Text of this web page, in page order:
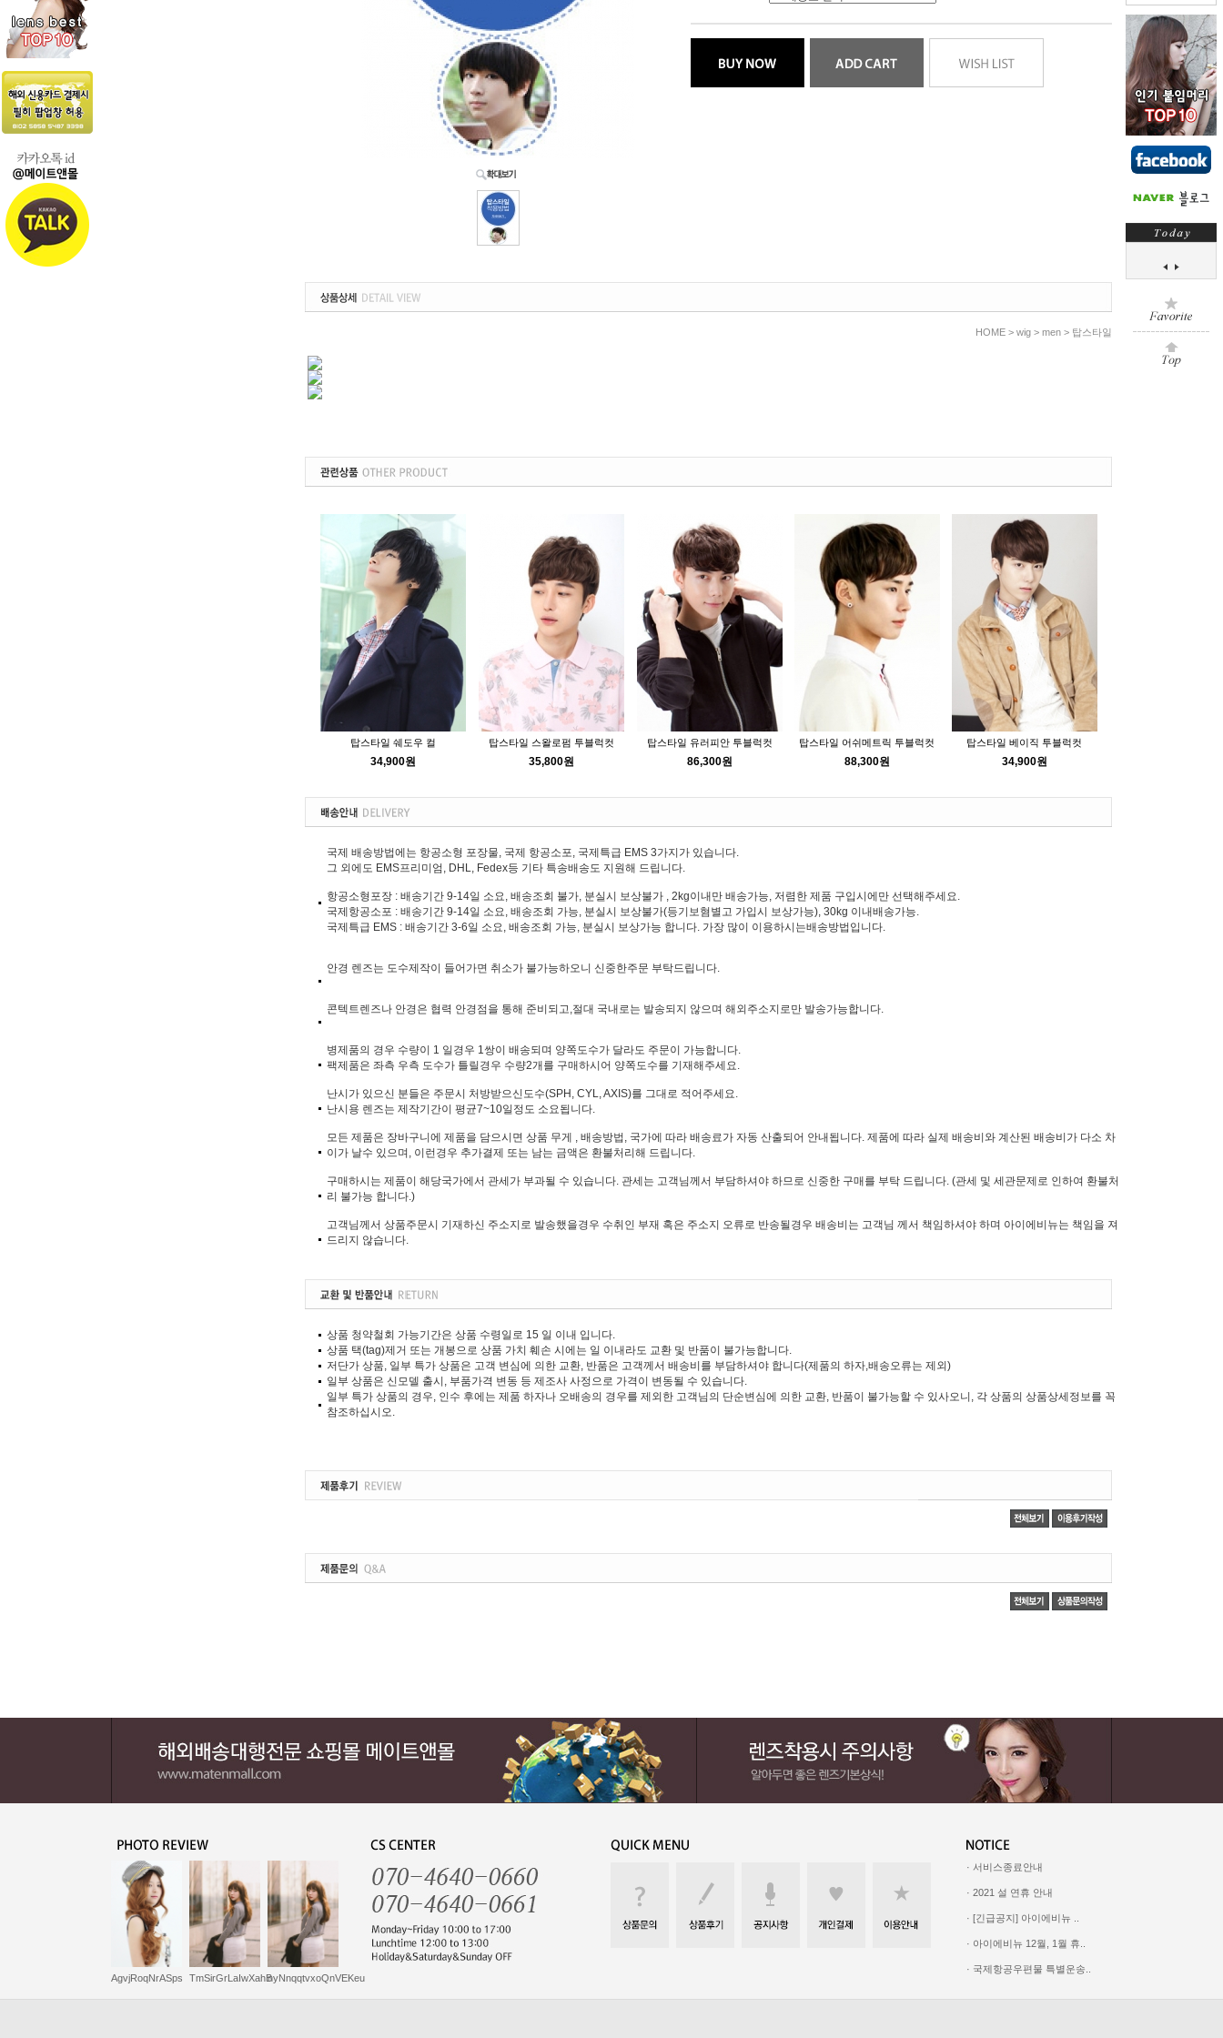
HOME > wig > men > 탑스타일
탑스타일 쉐도우 컬
34,900원
탑스타일 스왈로펌 투블럭컷
35,800원
탑스타일 유러피안 투블럭컷
86,300원
탑스타일 어쉬메트릭 투블럭컷
88,300원
탑스타일 베이직 투블럭컷
34,900원
국제 배송방법에는 항공소형 포장물, 국제 항공소포, 국제특급 EMS 3가지가 있습니다.
그 외에도 EMS프리미엄, DHL, Fedex등 기타 특송배송도 지원해 드립니다.
항공소형포장 : 배송기간 9-14일 소요, 배송조회 불가, 분실시 보상불가 , 2kg이내만 배송가능, 저렴한 제품 구입시에만 선택해주세요.
국제항공소포 : 배송기간 9-14일 소요, 배송조회 가능, 분실시 보상불가(등기보혐별고 가입시 보상가능), 30kg 이내배송가능.
국제특급 EMS : 배송기간 3-6일 소요, 배송조회 가능, 분실시 보상가능 합니다. 가장 많이 이용하시는배송방법입니다.
안경 렌즈는 도수제작이 들어가면 취소가 불가능하오니 신중한주문 부탁드립니다.
콘텍트렌즈나 안경은 협력 안경점을 통해 준비되고,절대 국내로는 발송되지 않으며 해외주소지로만 발송가능합니다.
병제품의 경우 수량이 1 일경우 1쌍이 배송되며 양쪽도수가 달라도 주문이 가능합니다.
팩제품은 좌측 우측 도수가 틀릴경우 수량2개를 구매하시어 양쪽도수를 기재해주세요.
난시가 있으신 분들은 주문시 처방받으신도수(SPH, CYL, AXIS)를 그대로 적어주세요.
난시용 렌즈는 제작기간이 평균7~10일정도 소요됩니다.
모든 제품은 장바구니에 제품을 담으시면 상품 무게 , 배송방법, 국가에 따라 배송료가 자동 산출되어 안내됩니다. 제품에 따라 실제 배송비와 계산된 배송비가 다소 차
이가 날수 있으며, 이런경우 추가결제 또는 남는 금액은 환불처리해 드립니다.
구매하시는 제품이 해당국가에서 관세가 부과될 수 있습니다. 관세는 고객님께서 부담하셔야 하므로 신중한 구매를 부탁 드립니다. (관세 및 세관문제로 인하여 환불처
리 불가능 합니다.)
고객님께서 상품주문시 기재하신 주소지로 발송했을경우 수취인 부재 혹은 주소지 오류로 반송될경우 배송비는 고객님 께서 책임하셔야 하며 아이에비뉴는 책임을 져
드리지 않습니다.
상품 청약철회 가능기간은 상품 수령일로 15 일 이내 입니다.
상품 택(tag)제거 또는 개봉으로 상품 가치 훼손 시에는 일 이내라도 교환 및 반품이 불가능합니다.
저단가 상품, 일부 특가 상품은 고객 변심에 의한 교환, 반품은 고객께서 배송비를 부담하셔야 합니다(제품의 하자,배송오류는 제외)
일부 상품은 신모델 출시, 부품가격 변동 등 제조사 사정으로 가격이 변동될 수 있습니다.
일부 특가 상품의 경우, 인수 후에는 제품 하자나 오배송의 경우를 제외한 고객님의 단순변심에 의한 교환, 반품이 불가능할 수 있사오니, 각 상품의 상품상세정보를 꼭
참조하십시오.
AgvjRoqNrASps TmSirGrLaIwXahBnyNnqqtvxoQnVEKeu
· 서비스종료안내
· 2021 설 연휴 안내
· [긴급공지] 아이에비뉴 ..
· 아이에비뉴 12월, 1월 휴..
· 국제항공우편물 특별운송..